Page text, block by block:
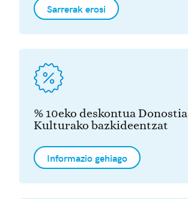
Sarrerak erosi
% 10eko deskontua Donostia
Kulturako bazkideentzat
Informazio gehiago